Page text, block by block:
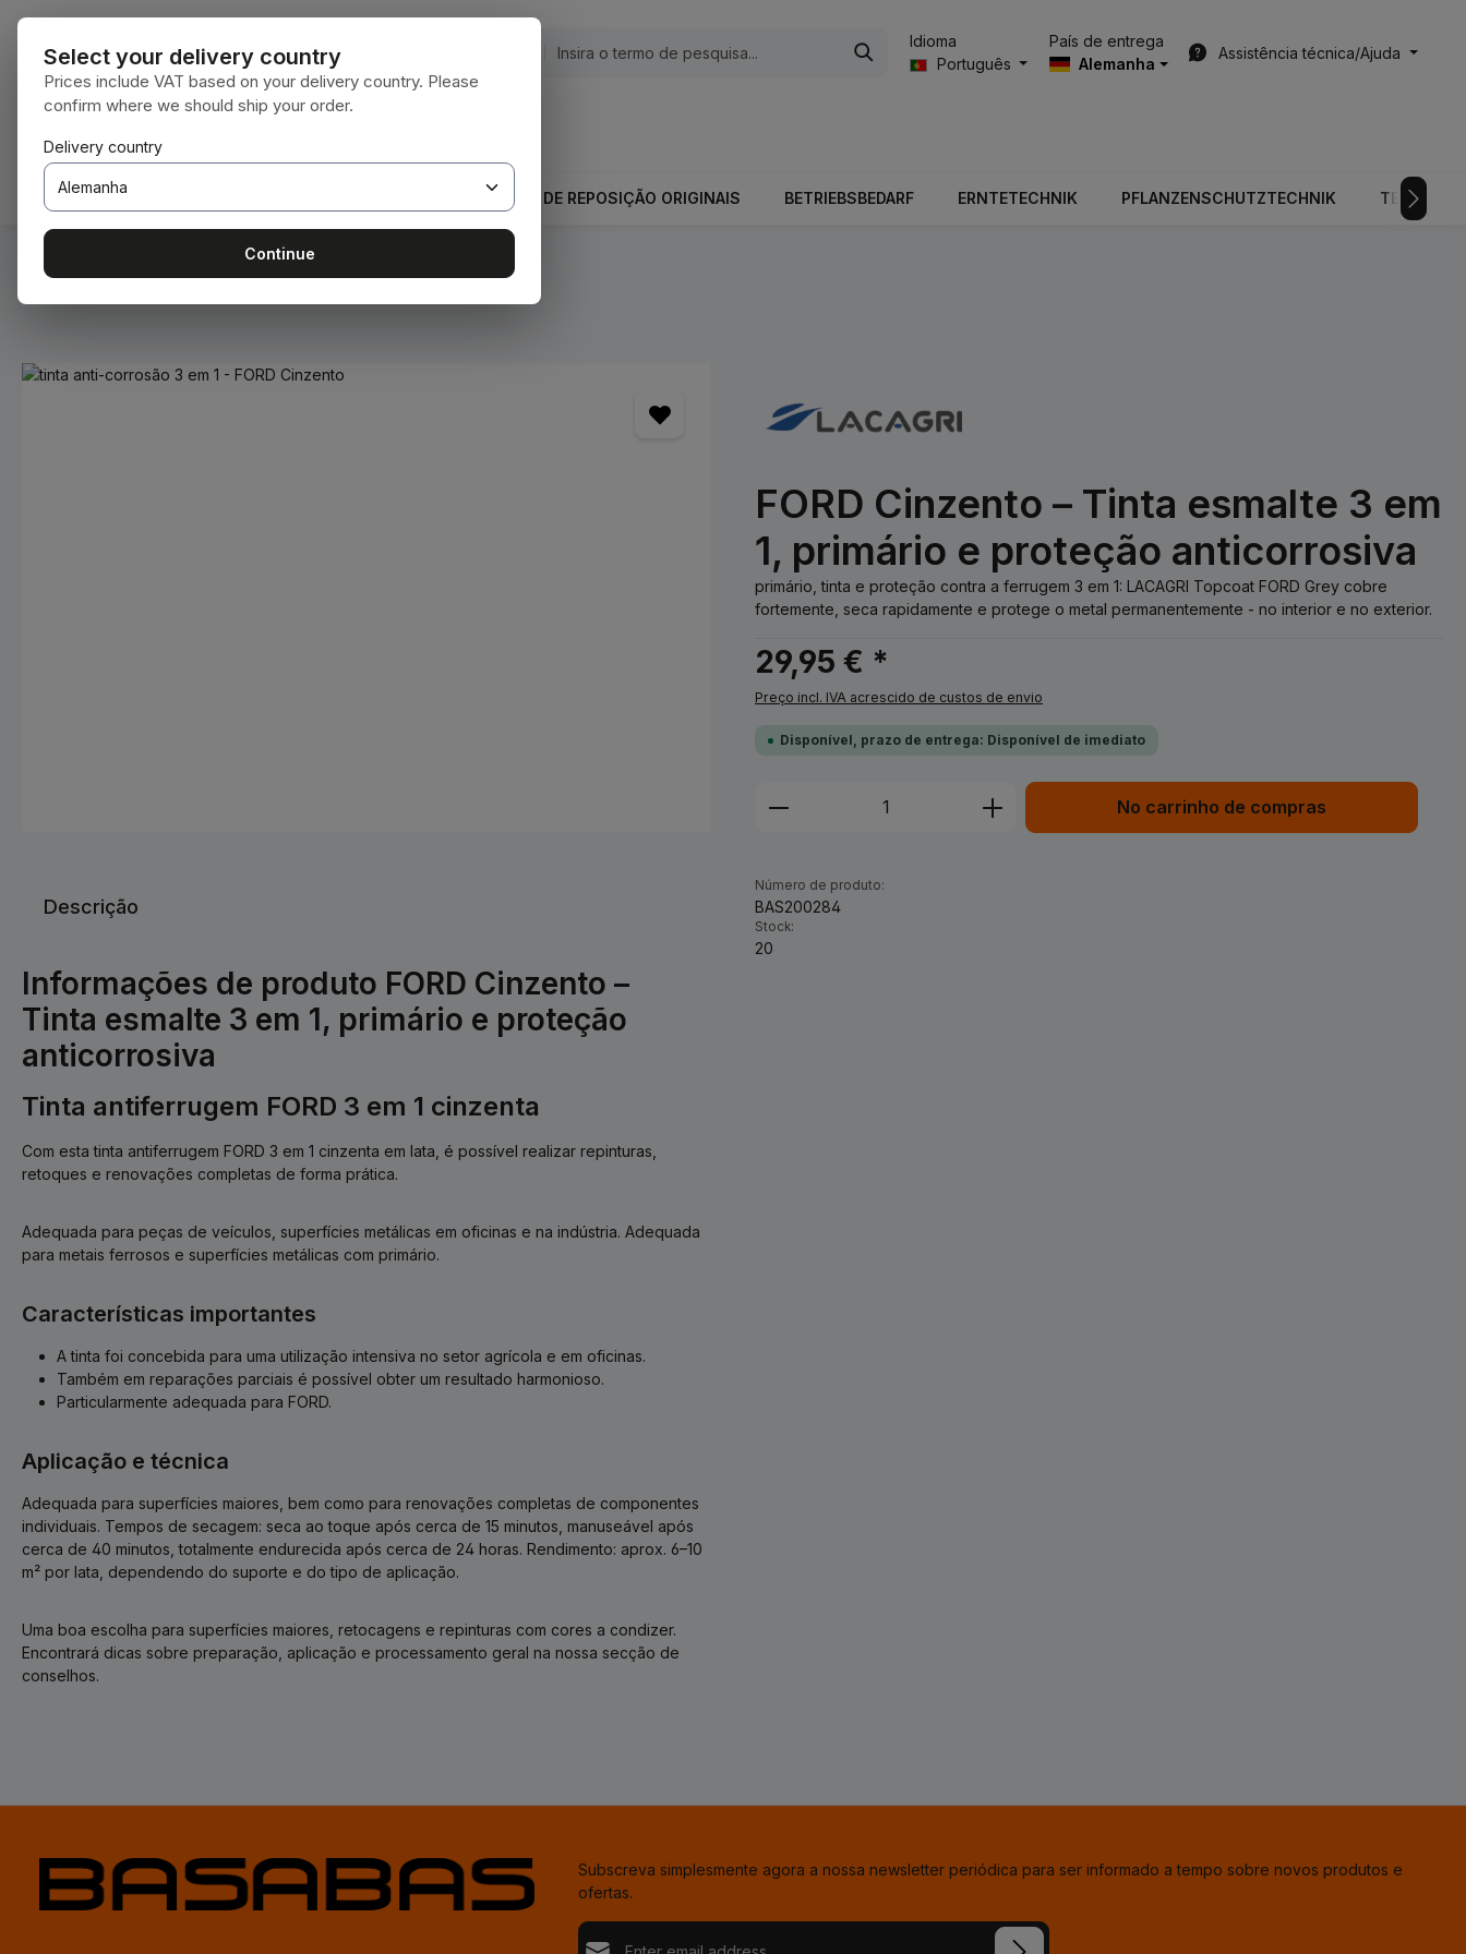
o conteúdo principal
Saltar para a pesquisa
Saltar para a navegação principal
Idioma
Português
País de entrega
Alemanha
Assistência técnica/Ajuda
HOME PEÇAS DE REPOSIÇÃO ORIGINAIS BETRIEBSBEDARF ERNTETECHNIK PFLANZENSCHUTZTECHNIK
Você está aqui:
Ignorar galeria de imagens
FORD Cinzento – Tinta esmalte 3 em
1, primário e proteção anticorrosiva
primário, tinta e proteção contra a ferrugem 3 em 1: LACAGRI Topcoat FORD Grey cobre
fortemente, seca rapidamente e protege o metal permanentemente - no interior e no exterior.
29,95 € *
Preço incl. IVA acrescido de custos de envio
Disponível, prazo de entrega: Disponível de imediato
Quantidade do Produto: Insira a quantidade desejada
No carrinho de compras
Número de produto:
BAS200284
Stock:
20
Descrição
Informações de produto FORD Cinzento –
Tinta esmalte 3 em 1, primário e proteção
anticorrosiva
Tinta antiferrugem FORD 3 em 1 cinzenta
Com esta tinta antiferrugem FORD 3 em 1 cinzenta em lata, é possível realizar repinturas,
retoques e renovações completas de forma prática.
Adequada para peças de veículos, superfícies metálicas em oficinas e na indústria. Adequada
para metais ferrosos e superfícies metálicas com primário.
Características importantes
A tinta foi concebida para uma utilização intensiva no setor agrícola e em oficinas.
Também em reparações parciais é possível obter um resultado harmonioso.
Particularmente adequada para FORD.
Aplicação e técnica
Adequada para superfícies maiores, bem como para renovações completas de componentes
individuais. Tempos de secagem: seca ao toque após cerca de 15 minutos, manuseável após
cerca de 40 minutos, totalmente endurecida após cerca de 24 horas. Rendimento: aprox. 6–10
m² por lata, dependendo do suporte e do tipo de aplicação.
Uma boa escolha para superfícies maiores, retocagens e repinturas com cores a condizer.
Encontrará dicas sobre preparação, aplicação e processamento geral na nossa secção de
conselhos.
Subscreva simplesmente agora a nossa newsletter periódica para ser informado a tempo sobre novos produtos e
ofertas.
Endereço de e-mail*
Select your delivery country
Prices include VAT based on your delivery country. Please
confirm where we should ship your order.
Delivery country
Continue